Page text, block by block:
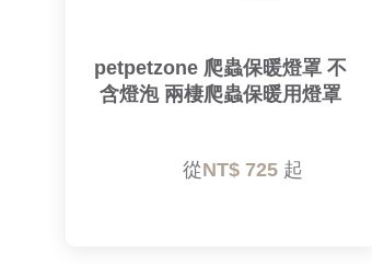
petpetzone 爬蟲保暖燈罩 不
含燈泡 兩棲爬蟲保暖用燈罩
        從
NT$ 725 起